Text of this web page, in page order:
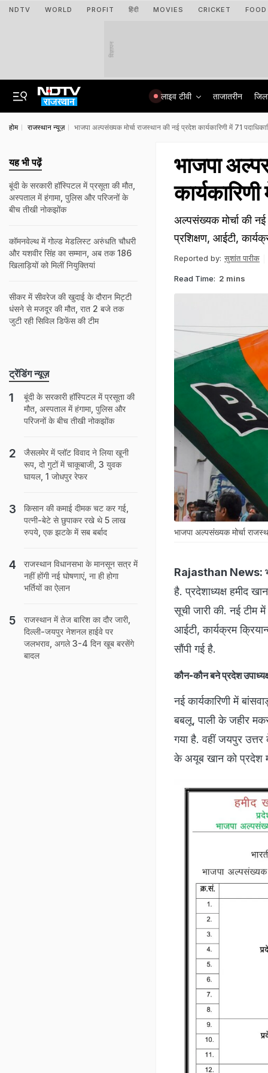
NDTV WORLD PROFIT हिंदी MOVIES CRICKET FOOD
विज्ञापन
लाइव टीवी ताजातरीन
होम राजस्थान न्यूज़ भाजपा अल्पसंख्यक मोर्चा राजस्थान की नई प्रदेश कार्यकारिणी में 71
भाजपा
अल्पसंख्यक मोर्चा की नई
प्रशिक्षण, आईटी,
Reported by: सुशांत पारीक
Read Time: 2 mins
भाजपा अल्पसंख्यक मोर्चा
Rajasthan News:
है. प्रदेशाध्यक्ष हमीद
सूची जारी की. नई टीम में
आईटी, कार्यक्रम
सौंपी गई है.
कौन-कौन बने प्रदेश
नई कार्यकारिणी में
बबलू, पाली के जहीर
गया है. वहीं जयपुर
के अयूब खान को प्रदेश
यह भी पढ़ें
बूंदी के सरकारी हॉस्पिटल में प्रसूता की मौत,
अस्पताल में हंगामा, पुलिस और परिजनों के
बीच तीखी नोकझोंक
कॉमनवेल्थ में गोल्ड मेडलिस्ट अरुंधति चौधरी
और यशवीर सिंह का सम्मान, अब तक 186
खिलाड़ियों को मिलीं नियुक्तियां
सीकर में सीवरेज की खुदाई के दौरान मिट्टी
धंसने से मजदूर की मौत, रात 2 बजे तक
जुटी रही सिविल डिफेंस की टीम
ट्रेंडिंग न्यूज़
बूंदी के सरकारी हॉस्पिटल में प्रसूता की
मौत, अस्पताल में हंगामा, पुलिस और
परिजनों के बीच तीखी नोकझोंक
जैसलमेर में प्लॉट विवाद ने लिया खूनी
रूप, दो गुटों में चाकूबाजी, 3 युवक
घायल, 1 जोधपुर रेफर
किसान की कमाई दीमक चट कर गई,
पत्नी-बेटे से छुपाकर रखे थे 5 लाख
रुपये, एक झटके में सब बर्बाद
राजस्थान विधानसभा के मानसून सत्र में
नहीं होंगी नई घोषणाएं, ना ही होगा
भर्तियों का ऐलान
राजस्थान में तेज बारिश का दौर जारी,
दिल्ली-जयपुर नेशनल हाईवे पर
जलभराव, अगले 3-4 दिन खूब बरसेंगे
बादल